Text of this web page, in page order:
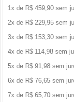
1x de R$ 459,90 sem
2x de R$ 229,95 sem
3x de R$ 153,30 sem
4x de R$ 114,98 sem
5x de R$ 91,98 sem
6x de R$ 76,65 sem
7x de R$ 65,70 sem